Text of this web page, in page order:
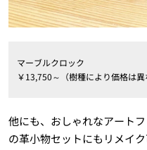
マーブルクロック
￥13,750～（樹種により価格は異
他にも、おしゃれなアート
の革小物セットにもリメイク